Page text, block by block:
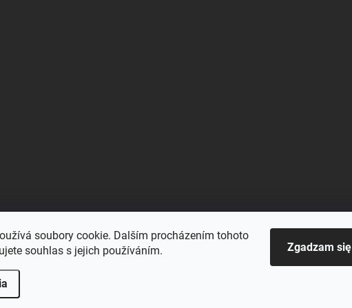
soubory cookie. Dalším procházením tohoto
souhlas s jejich používáním.
Zgadzam się
Blu-space.cz Blu-shop.cz Štěpán Čermák